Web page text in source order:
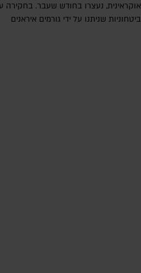
אוקראינית, נעצרו בחודש שעבר. בחקירה
ביטחוניות שניתנו על ידי גורמים איראנים